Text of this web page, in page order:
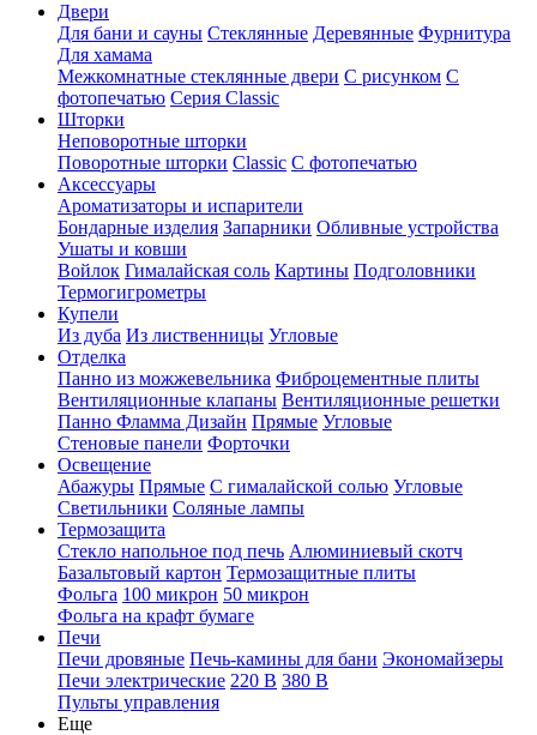
Двери
Для бани и сауны Стеклянные Деревянные Фурнитура
Для хамама
Межкомнатные стеклянные двери С рисунком С
фотопечатью Серия Classic
Шторки
Неповоротные шторки
Поворотные шторки Classic С фотопечатью
Аксессуары
Ароматизаторы и испарители
Бондарные изделия Запарники Обливные устройства
Ушаты и ковши
Войлок Гималайская соль Картины Подголовники
Термогигрометры
Купели
Из дуба Из лиственницы Угловые
Отделка
Панно из можжевельника Фиброцементные плиты
Вентиляционные клапаны Вентиляционные решетки
Панно Фламма Дизайн Прямые Угловые
Стеновые панели Форточки
Освещение
Абажуры Прямые С гималайской солью Угловые
Светильники Соляные лампы
Термозащита
Стекло напольное под печь Алюминиевый скотч
Базальтовый картон Термозащитные плиты
Фольга 100 микрон 50 микрон
Фольга на крафт бумаге
Печи
Печи дровяные Печь-камины для бани Экономайзеры
Печи электрические 220 В 380 В
Пульты управления
Еще